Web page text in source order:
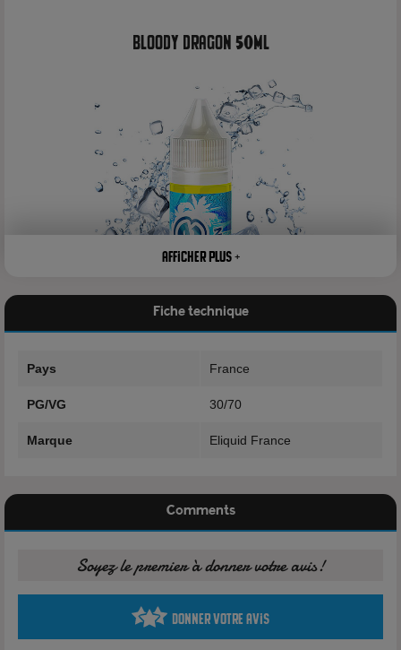
Bloody Dragon 50ml
du fruit du dragon, du raisin et du cassis, les trois fruits
renforcés par un souffle de fraîcheur extrême.
Le Eliquide Bloody Dragon de Fruizee est fabriqué en France
par Eliquid France au format 70 ml et au dosage 30% PG /
70% VG.
Afficher plus +
Fiche technique
Pays France
PG/VG 30/70
Marque Eliquid France
Comments
Soyez le premier à donner votre avis!
Donner votre avis